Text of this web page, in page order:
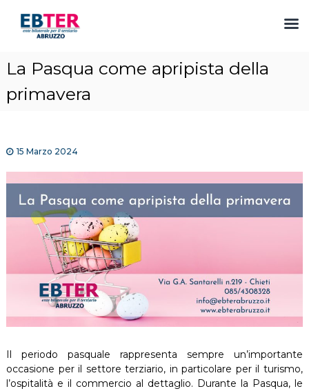
La Pasqua come apripista della
primavera
15 Marzo 2024
Il periodo pasquale rappresenta sempre un’importante
occasione per il settore terziario, in particolare per il turismo,
l’ospitalità e il commercio al dettaglio. Durante la Pasqua, le